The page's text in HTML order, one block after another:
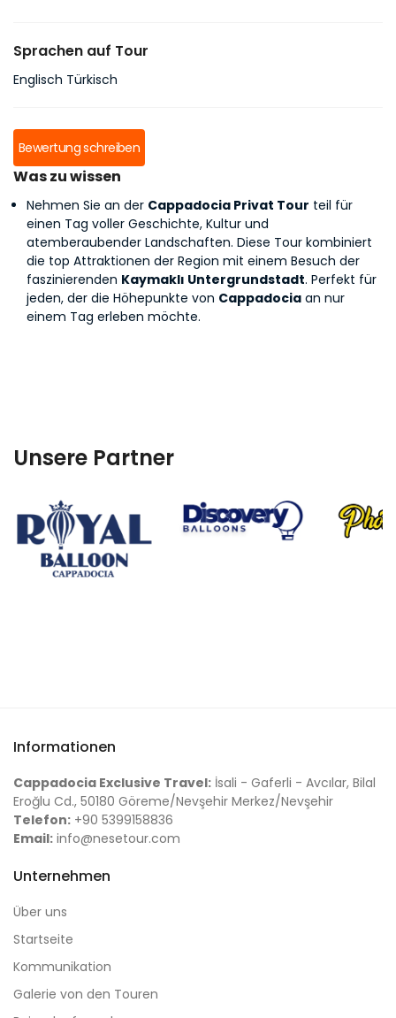
Sprachen auf Tour
Englisch Türkisch
Bewertung schreiben
Was zu wissen
Nehmen Sie an der Cappadocia Privat Tour teil für
einen Tag voller Geschichte, Kultur und
atemberaubender Landschaften. Diese Tour kombiniert
die top Attraktionen der Region mit einem Besuch der
faszinierenden Kaymaklı Untergrundstadt. Perfekt für
jeden, der die Höhepunkte von Cappadocia an nur
einem Tag erleben möchte.
Unsere Partner
Informationen
Cappadocia Exclusive Travel: İsali - Gaferli - Avcılar, Bilal
Eroğlu Cd., 50180 Göreme/Nevşehir Merkez/Nevşehir
Telefon: +90 5399158836
Email: info@nesetour.com
Unternehmen
Über uns
Startseite
Kommunikation
Galerie von den Touren